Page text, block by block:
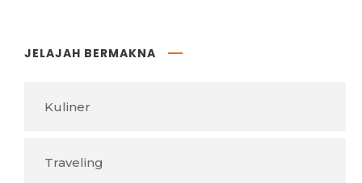
JELAJAH BERMAKNA
Kuliner
Traveling